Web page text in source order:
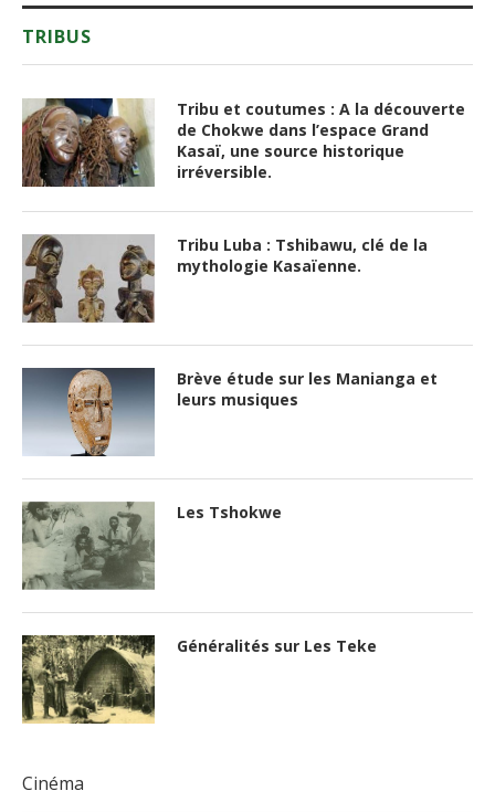
TRIBUS
Tribu et coutumes : A la découverte
de Chokwe dans l’espace Grand
Kasaï, une source historique
irréversible.
Tribu Luba : Tshibawu, clé de la
mythologie Kasaïenne.
Brève étude sur les Manianga et
leurs musiques
Les Tshokwe
Généralités sur Les Teke
Cinéma